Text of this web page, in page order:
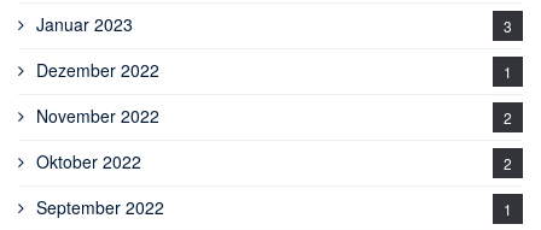
Januar 2023 3
Dezember 2022 1
November 2022 2
Oktober 2022 2
September 2022 1